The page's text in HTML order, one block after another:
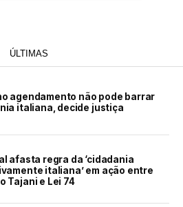
ÚLTIMAS
agendamento não pode barrar
italiana, decide justiça
afasta regra da ‘cidadania
italiana’ em ação entre
Tajani e Lei 74